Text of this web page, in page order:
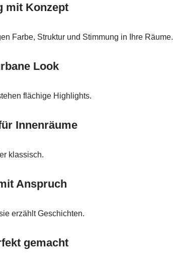
mit Konzept
Farbe, Struktur und Stimmung in Ihre Räume.
Look
flächige Highlights.
Innenräume
klassisch.
Anspruch
erzählt Geschichten.
gemacht